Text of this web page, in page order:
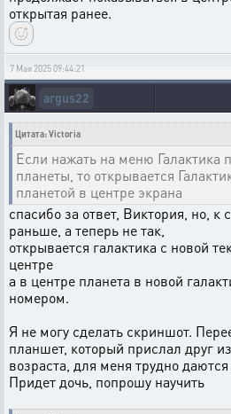
открытая ранее.
7 Мая 2025 09:44:21
argus22
Цитата: Victoria
Если нажать на меню Галактика
планеты, то открывается
планетой в центре экрана
спасибо за ответ, Виктория, но,
раньше, а теперь не так,
открывается галактика с новой
центре
а в центре планета в новой
номером.
Я не могу сделать скриншот.
планшет, который прислал друг
возраста, для меня трудно
Придет дочь, попрошу научить